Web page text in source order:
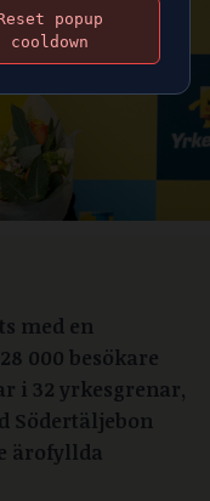
med en
000 besökare
i 32 yrkesgrenar,
Södertäljebon
ärofyllda
popup
cooldown